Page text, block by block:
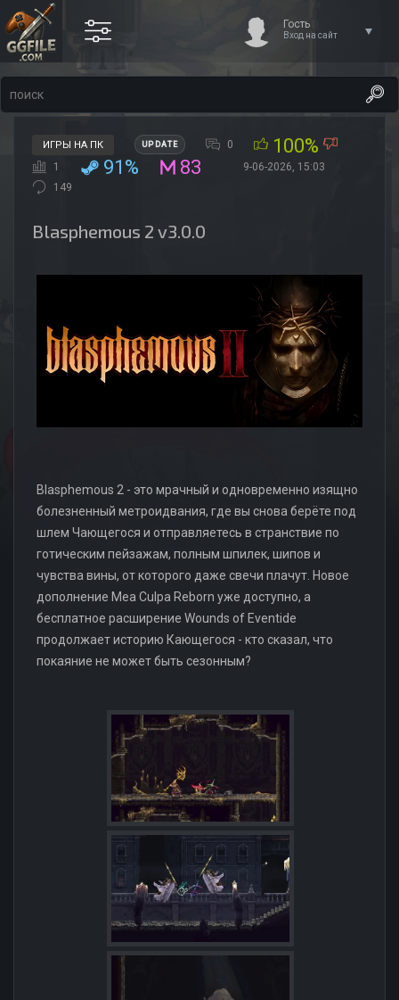
Гость
Вход на сайт
ИГРЫ НА ПК UPDATE 0 100%
1 91% 83
9-06-2026, 15:03
149
Blasphemous 2 v3.0.0
Blasphemous 2 - это мрачный и одновременно изящно
болезненный метроидвания, где вы снова берёте под
шлем Чающегося и отправляетесь в странствие по
готическим пейзажам, полным шпилек, шипов и
чувства вины, от которого даже свечи плачут. Новое
дополнение Mea Culpa Reborn уже доступно, а
бесплатное расширение Wounds of Eventide
продолжает историю Кающегося - кто сказал, что
покаяние не может быть сезонным?